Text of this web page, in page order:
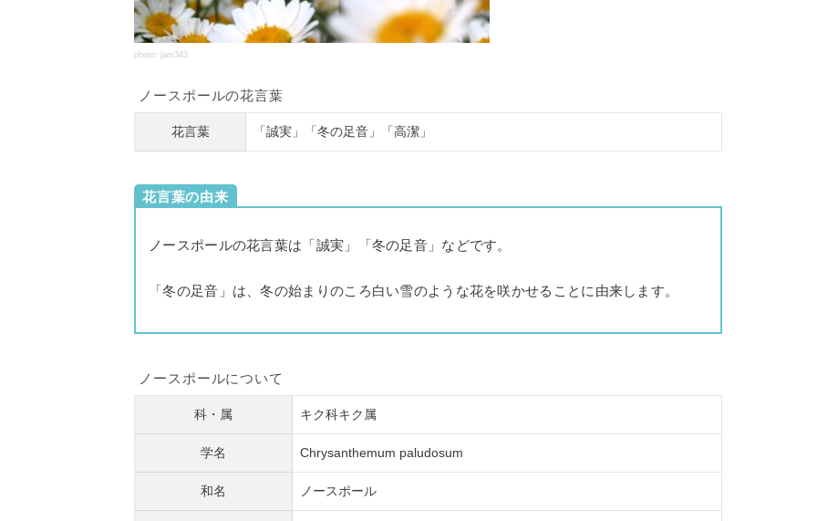
photo: jam343
ノースポールの花言葉
花言葉 「誠実」「冬の足音」「高潔」
花言葉の由来
ノースポールの花言葉は「誠実」「冬の足音」などです。
「冬の足音」は、冬の始まりのころ白い雪のような花を咲かせることに由来します。
ノースポールについて
科・属 キク科キク属
学名 Chrysanthemum paludosum
和名 ノースポール